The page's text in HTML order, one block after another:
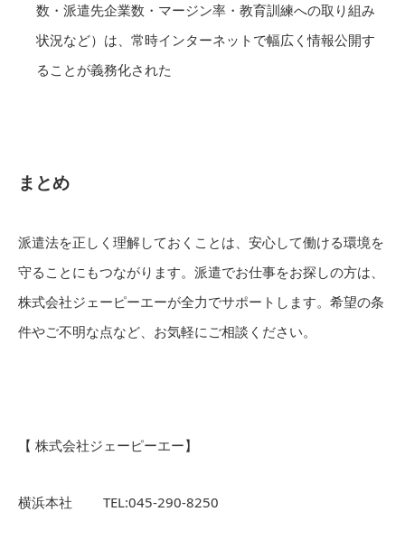
数・派遣先企業数・マージン率・教育訓練への取り組み
状況など）は、常時インターネットで幅広く情報公開す
ることが義務化された
まとめ
派遣法を正しく理解しておくことは、安心して働ける環境を
守ることにもつながります。派遣でお仕事をお探しの方は、
株式会社ジェーピーエーが全力でサポートします。希望の条
件やご不明な点など、お気軽にご相談ください。
【 株式会社ジェーピーエー】
横浜本社 TEL:045-290-8250